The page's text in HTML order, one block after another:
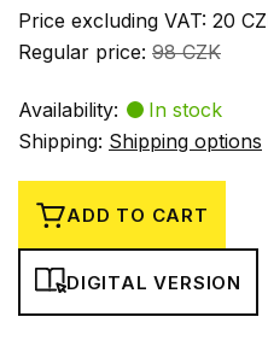
Price excluding VAT: 20
Regular price: 98 CZK
Availability:
In stock
Shipping: Shipping options
ADD TO CART
DIGITAL VERSION